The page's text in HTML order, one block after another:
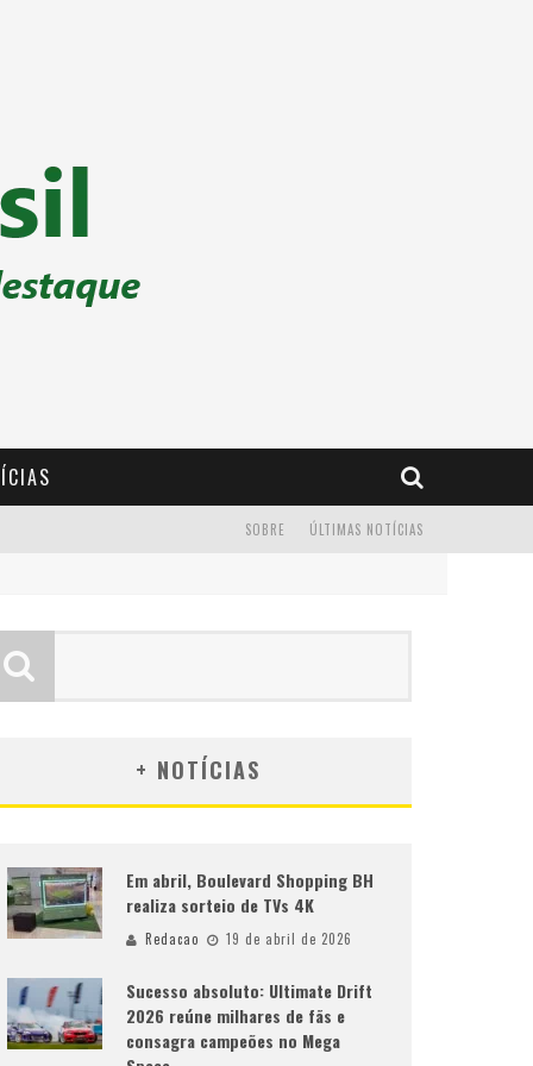
ÚLTIMAS NOTÍCIAS
SOBRE
+ NOTÍCIAS
Em abril, Boulevard Shopping BH
realiza sorteio de TVs 4K
Redacao 19 de abril de 2026
Sucesso absoluto: Ultimate Drift
2026 reúne milhares de fãs e
consagra campeões no Mega